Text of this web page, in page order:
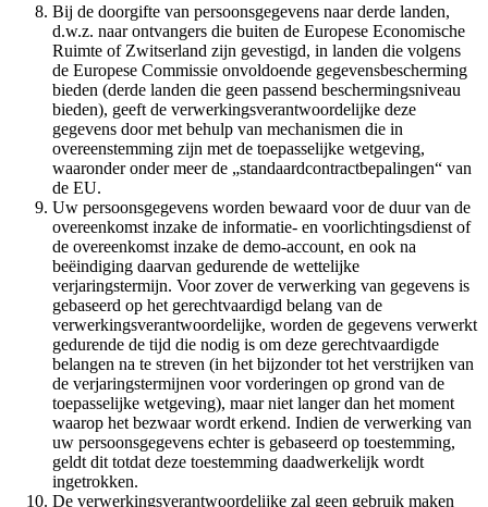
Bij de doorgifte van persoonsgegevens naar derde landen,
d.w.z. naar ontvangers die buiten de Europese Economische
Ruimte of Zwitserland zijn gevestigd, in landen die volgens
de Europese Commissie onvoldoende gegevensbescherming
bieden (derde landen die geen passend beschermingsniveau
bieden), geeft de verwerkingsverantwoordelijke deze
gegevens door met behulp van mechanismen die in
overeenstemming zijn met de toepasselijke wetgeving,
waaronder onder meer de „standaardcontractbepalingen“ van
de EU.
Uw persoonsgegevens worden bewaard voor de duur van de
overeenkomst inzake de informatie- en voorlichtingsdienst of
de overeenkomst inzake de demo-account, en ook na
beëindiging daarvan gedurende de wettelijke
verjaringstermijn. Voor zover de verwerking van gegevens is
gebaseerd op het gerechtvaardigd belang van de
verwerkingsverantwoordelijke, worden de gegevens verwerkt
gedurende de tijd die nodig is om deze gerechtvaardigde
belangen na te streven (in het bijzonder tot het verstrijken van
de verjaringstermijnen voor vorderingen op grond van de
toepasselijke wetgeving), maar niet langer dan het moment
waarop het bezwaar wordt erkend. Indien de verwerking van
uw persoonsgegevens echter is gebaseerd op toestemming,
geldt dit totdat deze toestemming daadwerkelijk wordt
ingetrokken.
De verwerkingsverantwoordelijke zal geen gebruik maken